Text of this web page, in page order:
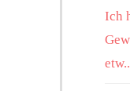
Ich